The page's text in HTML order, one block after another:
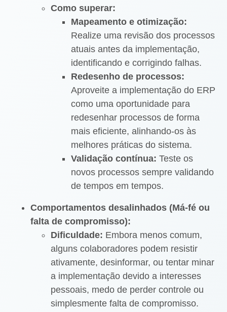
Como superar:
Mapeamento e otimização:
Realize uma revisão dos processos
atuais antes da implementação,
identificando e corrigindo falhas.
Redesenho de processos:
Aproveite a implementação do ERP
como uma oportunidade para
redesenhar processos de forma
mais eficiente, alinhando-os às
melhores práticas do sistema.
Validação contínua: Teste os
novos processos sempre validando
de tempos em tempos.
Comportamentos desalinhados (Má-fé ou
falta de compromisso):
Dificuldade: Embora menos comum,
alguns colaboradores podem resistir
ativamente, desinformar, ou tentar minar
a implementação devido a interesses
pessoais, medo de perder controle ou
simplesmente falta de compromisso.